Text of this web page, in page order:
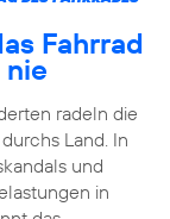
Fahrrad
radeln die
Land. In
und
in